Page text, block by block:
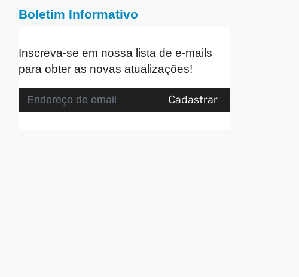
Boletim Informativo
Inscreva-se em nossa lista de e-mails
para obter as novas atualizações!
Cadastrar